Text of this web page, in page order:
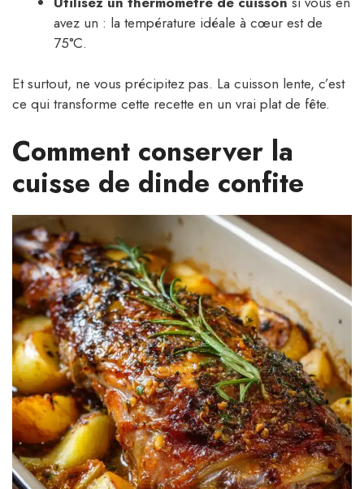
avez un : la température idéale à cœur est de
75°C.
Et surtout, ne vous précipitez pas. La cuisson lente, c’est
ce qui transforme cette recette en un vrai plat de fête.
Comment conserver la
cuisse de dinde confite